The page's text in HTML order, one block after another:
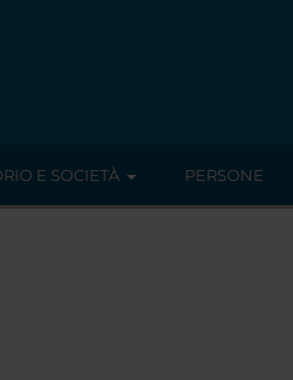
E SOCIETÀ PERSONE